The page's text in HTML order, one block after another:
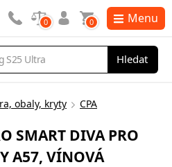
Hledat
0 0 Menu
obaly, kryty CPA
SMART DIVA PRO
A57, VÍNOVÁ